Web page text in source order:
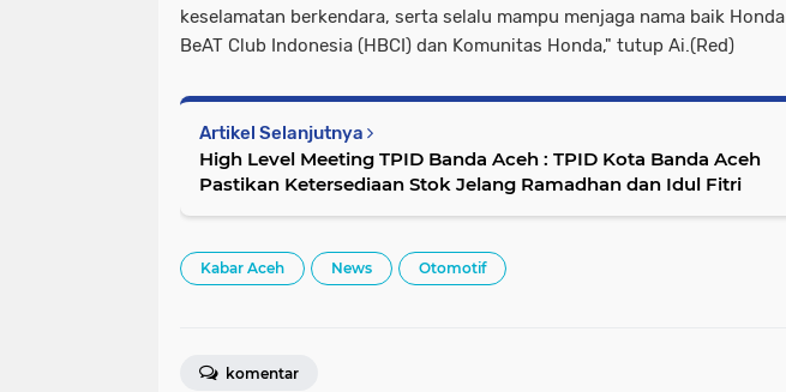
keselamatan berkendara, serta selalu mampu menjaga nama baik Honda
BeAT Club Indonesia (HBCI) dan Komunitas Honda," tutup Ai.(Red)
Artikel Selanjutnya
High Level Meeting TPID Banda Aceh : TPID Kota Banda Aceh
Pastikan Ketersediaan Stok Jelang Ramadhan dan Idul Fitri
Kabar Aceh News Otomotif
komentar